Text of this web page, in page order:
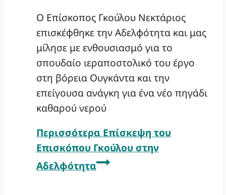
Ο Επίσκοπος Γκούλου Νεκτάριος
επισκέφθηκε την Αδελφότητα και μας
μίλησε με ενθουσιασμό για το
σπουδαίο ιεραποστολικό του έργο
στη βόρεια Ουγκάντα και την
επείγουσα ανάγκη για ένα νέο πηγάδι
καθαρού νερού
Περισσότερα Επίσκεψη του
Επισκόπου Γκούλου στην
Αδελφότητα